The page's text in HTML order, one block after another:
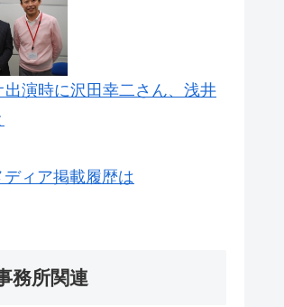
出演時に沢田幸二さん、浅井
ディア掲載履歴は
務所関連